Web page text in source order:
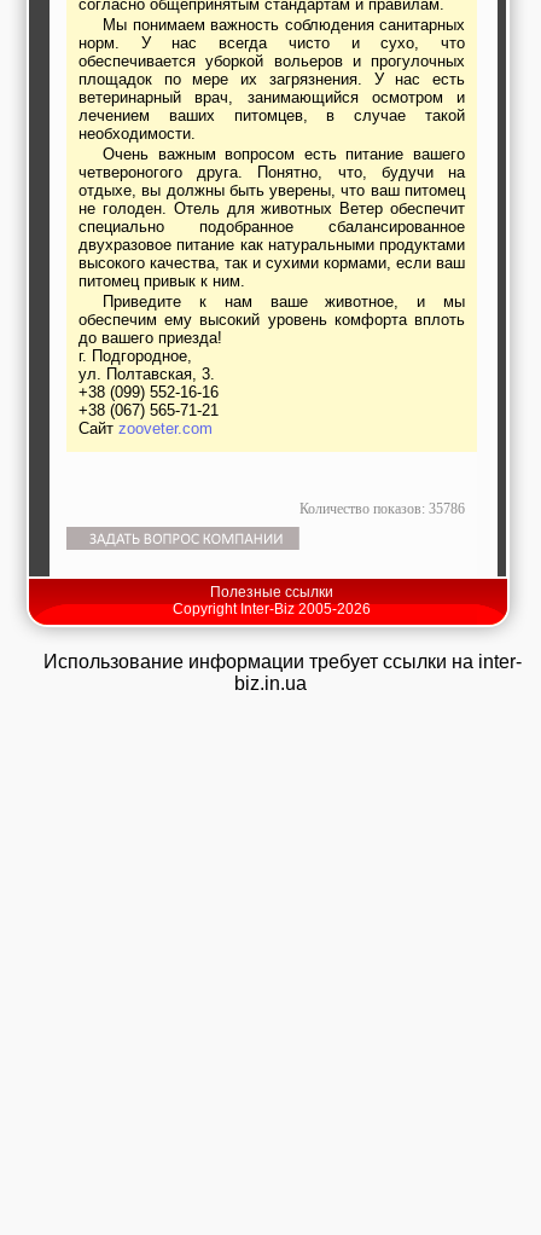
согласно общепринятым стандартам и правилам.
Мы понимаем важность соблюдения санитарных
норм. У нас всегда чисто и сухо, что
обеспечивается уборкой вольеров и прогулочных
площадок по мере их загрязнения. У нас есть
ветеринарный врач, занимающийся осмотром и
лечением ваших питомцев, в случае такой
необходимости.
Очень важным вопросом есть питание вашего
четвероногого друга. Понятно, что, будучи на
отдыхе, вы должны быть уверены, что ваш питомец
не голоден. Отель для животных Ветер обеспечит
специально подобранное сбалансированное
двухразовое питание как натуральными продуктами
высокого качества, так и сухими кормами, если ваш
питомец привык к ним.
Приведите к нам ваше животное, и мы
обеспечим ему высокий уровень комфорта вплоть
до вашего приезда!
г. Подгородное,
ул. Полтавская, 3.
+38 (099) 552-16-16
+38 (067) 565-71-21
Сайт zooveter.com
Количество показов: 35786
Полезные ссылки
Copyright Inter-Biz 2005-2026
Использование информации требует ссылки на inter-
biz.in.ua